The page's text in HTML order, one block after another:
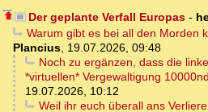
Der geplante Verfall Europas-
Warum gibt es bei all den Morden
Plancius, 19.07.2026, 09:48
Noch zu ergänzen, dass die
*virtuellen* Vergewaltigung
19.07.2026, 10:12
Weil ihr euch überall ans